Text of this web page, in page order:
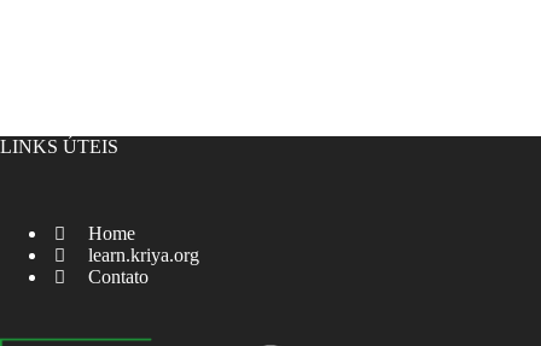
LINKS ÚTEIS
Home
learn.kriya.org
Contato